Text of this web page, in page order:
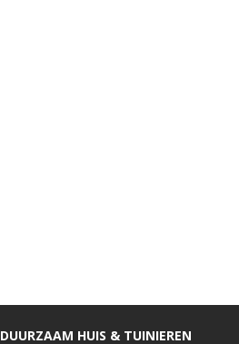
DUURZAAM HUIS & TUINIEREN